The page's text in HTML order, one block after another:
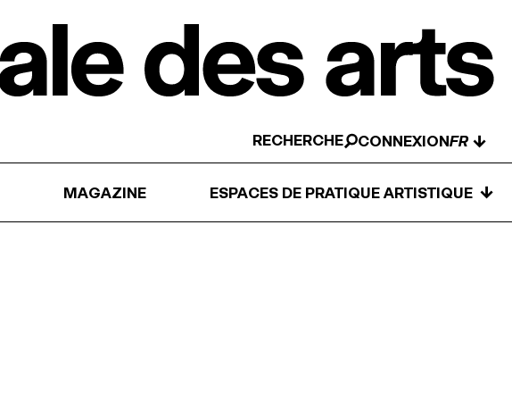
RECHERCHE CONNEXION ↓
MAGAZINE ESPACES DE PRATIQUE ARTISTIQUE ↓